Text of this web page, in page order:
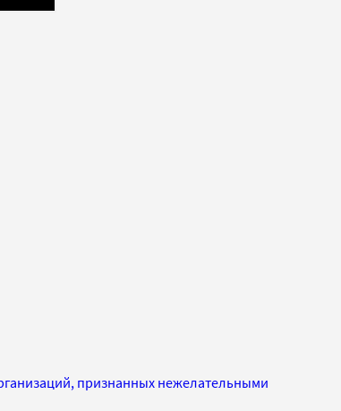
признанных нежелательными